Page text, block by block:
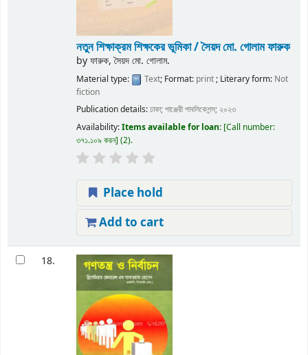
নতুন শিক্ষাক্রম শিক্ষকের ভূমিকা / সৈয়দ মো. গোলাম ফারুক
byফারুক, সৈয়দ মো. গোলাম.
Material type: Text; Format: print; Literary form: Not
fiction
Publication details:ঢাকা;পাঞ্জেরী পাবলিকেশন্স; ২০২৩
Availability:Items available for loan: Call number:
৩৭১.১০৯ করন (2).
Place hold
Add to cart
18.